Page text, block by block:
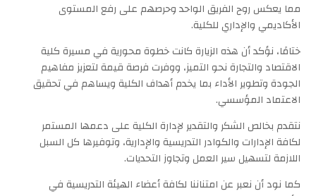
مما يعكس روح الفريق الواحد وحرصهم على رفع المستوى
الأكاديمي والإداري للكلية.
ختامًا، نؤكد أن هذه الزيارة كانت خطوة محورية في مسيرة كلية
الاقتصاد والتجارة نحو التميز، ووفرت فرصة قيمة لتعزيز مفاهيم
الجودة وتطوير الأداء بما يخدم أهداف الكلية ويساهم في تحقيق
الاعتماد المؤسسي.
نتقدم بخالص الشكر والتقدير لإدارة الكلية على دعمها المستمر
لكافة الإدارات والكوادر التدريسية والإدارية، وتوفيرها كل السبل
اللازمة لتسهيل سير العمل وتجاوز التحديات.
كما نود أن نعبر عن امتناننا لكافة أعضاء الهيئة التدريسية في